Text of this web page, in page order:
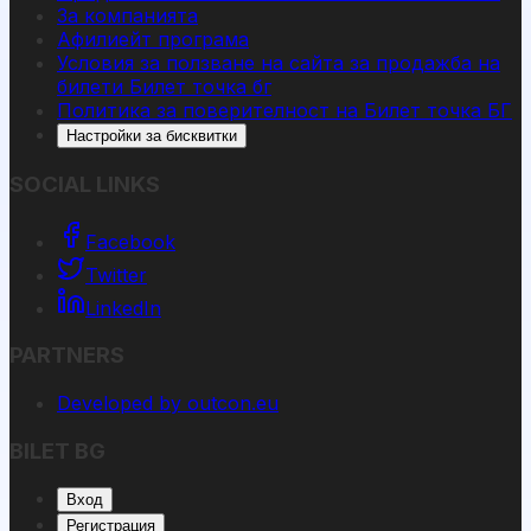
За компанията
Афилиейт програма
Условия за ползване на сайта за продажба на
билети Билет точка бг
Политика за поверителност на Билет точка БГ
Настройки за бисквитки
SOCIAL LINKS
Facebook
Twitter
LinkedIn
PARTNERS
Developed by outcon.eu
BILET BG
Вход
Регистрация